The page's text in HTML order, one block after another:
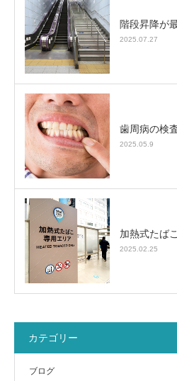
階段昇降が
2025.07.27
歯周病の検
2025.05.9
加熱式たば
2025.02.25
カテゴリー
ブログ